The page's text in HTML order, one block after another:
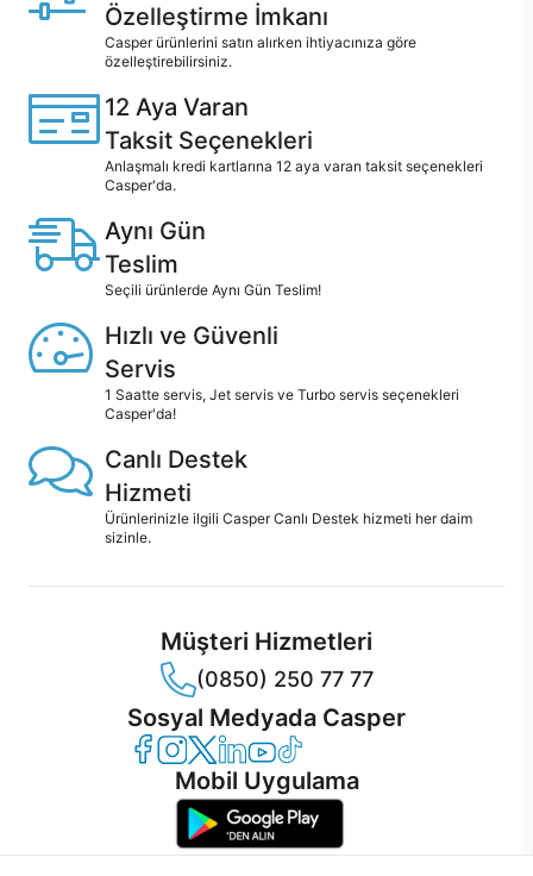
Özelleştirme İmkanı
Casper ürünlerini satın alırken ihtiyacınıza göre
özelleştirebilirsiniz.
12 Aya Varan
Taksit Seçenekleri
Anlaşmalı kredi kartlarına 12 aya varan taksit seçenekleri
Casper'da.
Aynı Gün
Teslim
Seçili ürünlerde Aynı Gün Teslim!
Hızlı ve Güvenli
Servis
1 Saatte servis, Jet servis ve Turbo servis seçenekleri
Casper'da!
Canlı Destek
Hizmeti
Ürünlerinizle ilgili Casper Canlı Destek hizmeti her daim
sizinle.
Müşteri Hizmetleri
(0850) 250 77 77
Sosyal Medyada Casper
Casper Facebook
Casper Instagram
Casper Twitter
Casper LinkedIn
Casper YouTube
Casper TikTok
Mobil Uygulama